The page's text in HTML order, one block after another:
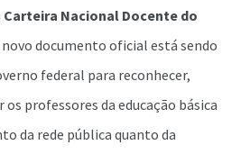
Carteira Nacional Docente do
novo documento oficial está sendo
federal para reconhecer,
professores da educação básica
da rede pública quanto da